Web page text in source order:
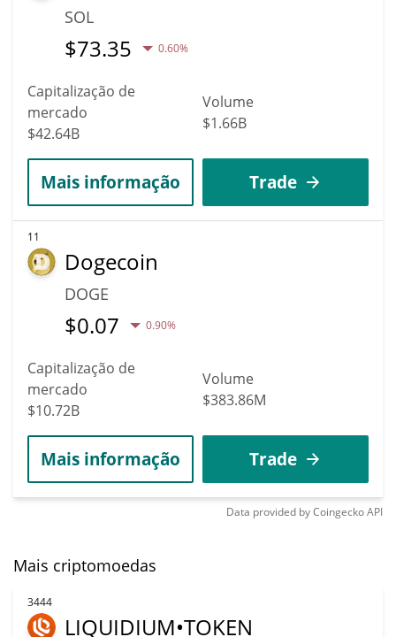
SOL
$73.35 0.60%
Capitalização de
mercado
$42.64B
Volume
$1.66B
Mais informação Trade
11
Dogecoin
DOGE
$0.07 0.90%
Capitalização de
mercado
$10.72B
Volume
$383.86M
Mais informação Trade
Data provided byCoingeckoAPI
Mais criptomoedas
3444
LIQUIDIUM•TOKEN